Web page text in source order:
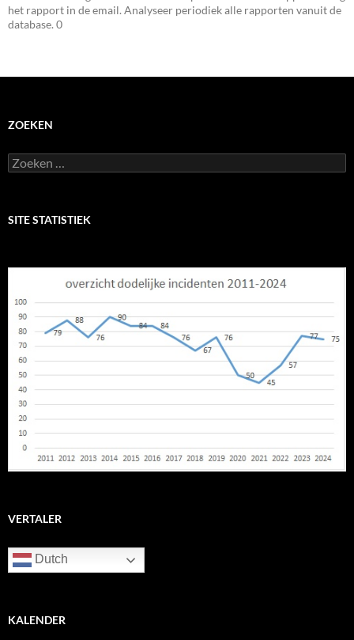
het rapport in de email. Analyseer periodiek alle rapporten vanuit de
database. 0
ZOEKEN
Zoeken
naar:
SITE STATISTIEK
VERTALER
Dutch
KALENDER